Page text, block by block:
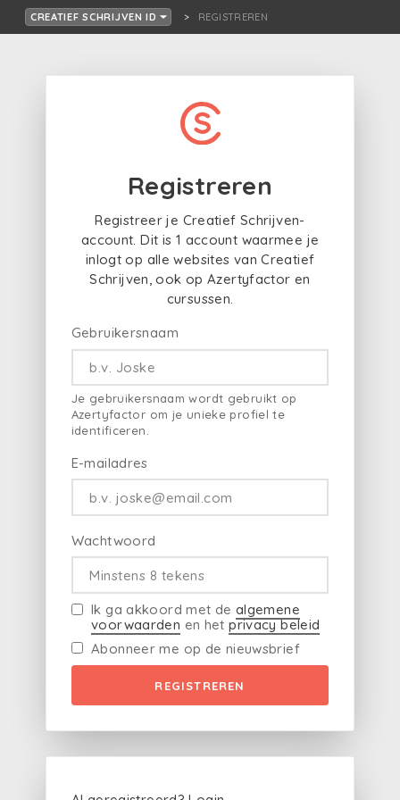
CREATIEF SCHRIJVEN ID REGISTREREN
Registreren
Registreer je Creatief Schrijven-
account. Dit is 1 account waarmee je
inlogt op alle websites van Creatief
Schrijven, ook op Azertyfactor en
cursussen.
Gebruikersnaam
Je gebruikersnaam wordt gebruikt op
Azertyfactor om je unieke profiel te
identificeren.
E-mailadres
Wachtwoord
Ik ga akkoord met de algemene
voorwaarden en hetprivacy beleid
Abonneer me op de nieuwsbrief
REGISTREREN